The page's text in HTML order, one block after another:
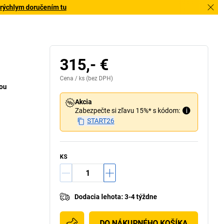
doručením tu
315,- €
Cena / ks (bez DPH)
Akcia
Zabezpečte si zľavu 15%* s kódom:
i
START26
KS
Dodacia lehota: 3-4 týždne